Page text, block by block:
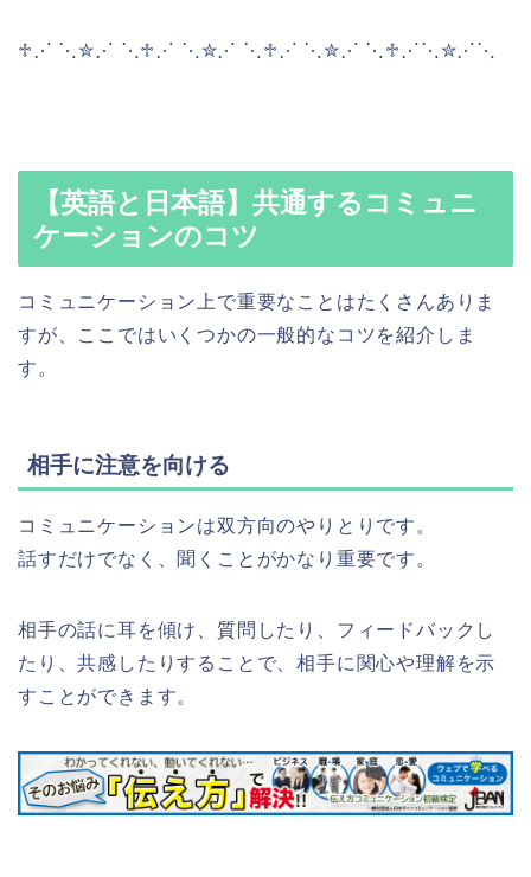
♱⋰ ⋱✮⋰ ⋱♱⋰ ⋱✮⋰ ⋱♱⋰ ⋱✮⋰ ⋱♱⋰⋱✮⋰⋱
【英語と日本語】共通するコミュニ
ケーションのコツ
コミュニケーション上で重要なことはたくさんありま
すが、ここではいくつかの一般的なコツを紹介しま
す。
相手に注意を向ける
コミュニケーションは双方向のやりとりです。
話すだけでなく、聞くことがかなり重要です。
相手の話に耳を傾け、質問したり、フィードバックし
たり、共感したりすることで、相手に関心や理解を示
すことができます。